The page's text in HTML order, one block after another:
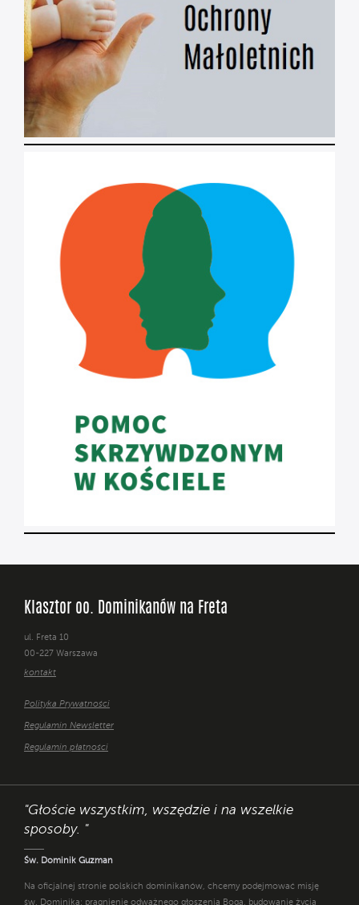
Klasztor oo. Dominikanów na Freta
ul. Freta 10
00-227 Warszawa
kontakt
Polityka Prywatności
Regulamin Newsletter
Regulamin płatności
"Głoście wszystkim, wszędzie i na wszelkie
sposoby. "
Św. Dominik Guzman
Na oficjalnej stronie polskich dominikanów, chcemy podejmować misję
św. Dominika: pragnienie odważnego głoszenia Boga, budowanie życia